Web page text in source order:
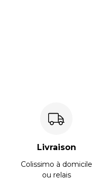
Livraison
Colissimo à domicile
ou relais